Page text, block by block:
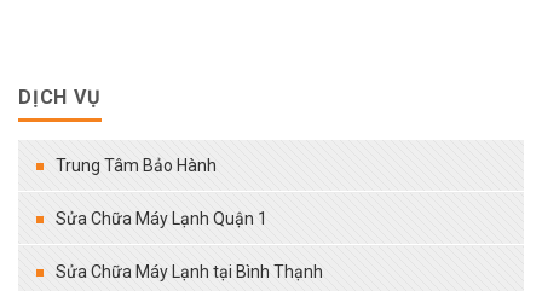
DỊCH VỤ
Trung Tâm Bảo Hành
Sửa Chữa Máy Lạnh Quận 1
Sửa Chữa Máy Lạnh tại Bình Thạnh